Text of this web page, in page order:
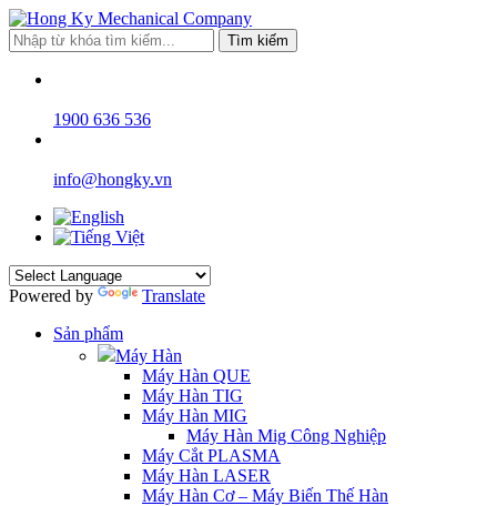
Tìm kiếm
1900 636 536
info@hongky.vn
Powered by
Translate
Sản phẩm
Máy Hàn
Máy Hàn QUE
Máy Hàn TIG
Máy Hàn MIG
Máy Hàn Mig Công Nghiệp
Máy Cắt PLASMA
Máy Hàn LASER
Máy Hàn Cơ – Máy Biến Thế Hàn